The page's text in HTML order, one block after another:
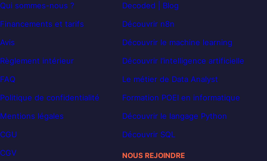
Qui sommes-nous ?
Financements et tarifs
Avis
Règlement intérieur
FAQ
Politique de confidentialité
Mentions légales
CGU
CGV
Decoded | Blog
Découvrir n8n
Découvrir le machine learning
Découvrir l’intelligence artificielle
Le métier de Data Analyst
Formation POEI en informatique
Découvrir le langage Python
Découvrir SQL
NOUS REJOINDRE